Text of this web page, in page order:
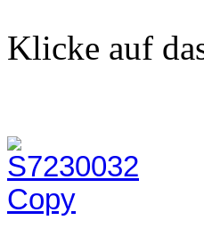
Klicke auf